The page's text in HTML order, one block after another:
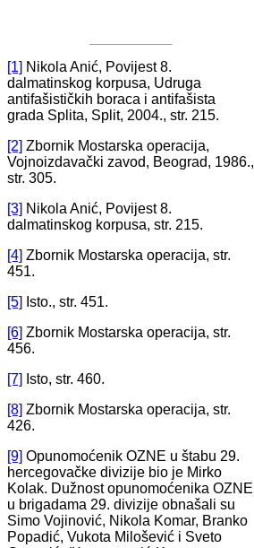
[1] Nikola Anić, Povijest 8.
dalmatinskog korpusa, Udruga
antifašističkih boraca i antifašista
grada Splita, Split, 2004., str. 215.
[2] Zbornik Mostarska operacija,
Vojnoizdavački zavod, Beograd, 1986.,
str. 305.
[3] Nikola Anić, Povijest 8.
dalmatinskog korpusa, str. 215.
[4] Zbornik Mostarska operacija, str.
451.
[5] Isto., str. 451.
[6] Zbornik Mostarska operacija, str.
456.
[7] Isto, str. 460.
[8] Zbornik Mostarska operacija, str.
426.
[9] Opunomoćenik OZNE u štabu 29.
hercegovačke divizije bio je Mirko
Kolak. Dužnost opunomoćenika OZNE
u brigadama 29. divizije obnašali su
Simo Vojinović, Nikola Komar, Branko
Popadić, Vukota Milošević i Sveto